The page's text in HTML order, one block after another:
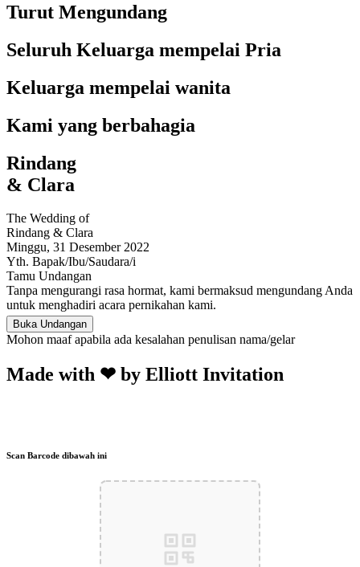
Turut Mengundang
Seluruh Keluarga mempelai Pria
Keluarga mempelai wanita
Kami yang berbahagia
Rindang
& Clara
The Wedding of
Rindang & Clara
Minggu, 31 Desember 2022
Yth. Bapak/Ibu/Saudara/i
Tamu Undangan
Tanpa mengurangi rasa hormat, kami bermaksud mengundang Anda
untuk menghadiri acara pernikahan kami.
Buka Undangan
Mohon maaf apabila ada kesalahan penulisan nama/gelar
Made with ❤ by Elliott Invitation
Scan Barcode dibawah ini